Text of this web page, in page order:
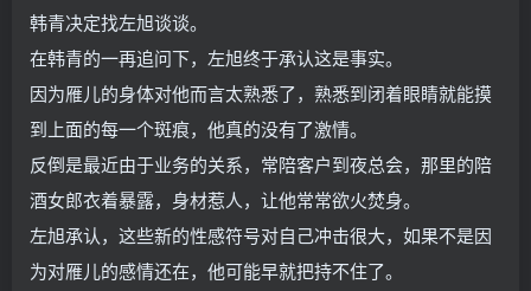
韩青决定找左旭谈谈。
在韩青的一再追问下，左旭终于承认这是事实。
因为雁儿的身体对他而言太熟悉了，熟悉到闭着眼睛就能摸
到上面的每一个斑痕，他真的没有了激情。
反倒是最近由于业务的关系，常陪客户到夜总会，那里的陪
酒女郎衣着暴露，身材惹人，让他常常欲火焚身。
左旭承认，这些新的性感符号对自己冲击很大，如果不是因
为对雁儿的感情还在，他可能早就把持不住了。